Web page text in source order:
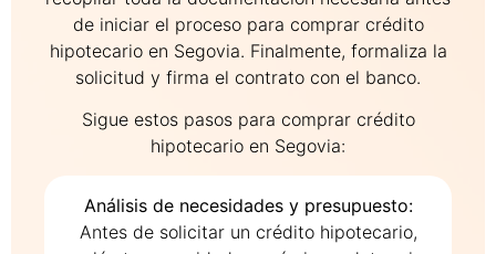
de iniciar el proceso para comprar crédito
hipotecario en Segovia. Finalmente, formaliza la
solicitud y firma el contrato con el banco.
Sigue estos pasos para comprar crédito
hipotecario en Segovia:
Análisis de necesidades y presupuesto:
Antes de solicitar un crédito hipotecario,